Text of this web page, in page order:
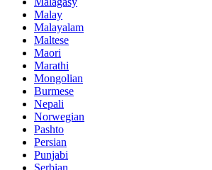
Malay
Malayalam
Maltese
Maori
Marathi
Mongolian
Burmese
Nepali
Norwegian
Pashto
Persian
Punjabi